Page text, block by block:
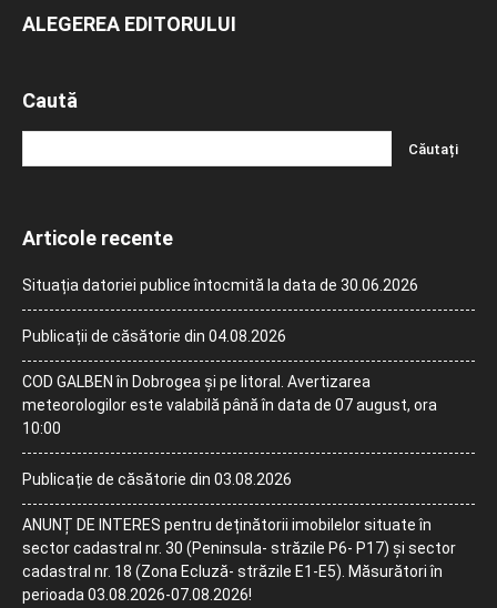
ALEGEREA EDITORULUI
Caută
Articole recente
Situația datoriei publice întocmită la data de 30.06.2026
Publicații de căsătorie din 04.08.2026
COD GALBEN în Dobrogea și pe litoral. Avertizarea
meteorologilor este valabilă până în data de 07 august, ora
10:00
Publicație de căsătorie din 03.08.2026
ANUNȚ DE INTERES pentru deținătorii imobilelor situate în
sector cadastral nr. 30 (Peninsula- străzile P6- P17) și sector
cadastral nr. 18 (Zona Ecluză- străzile E1-E5). Măsurători în
perioada 03.08.2026-07.08.2026!